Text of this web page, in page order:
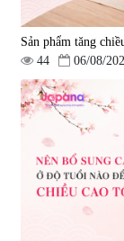
Sản phẩm tăng
44
06/08/